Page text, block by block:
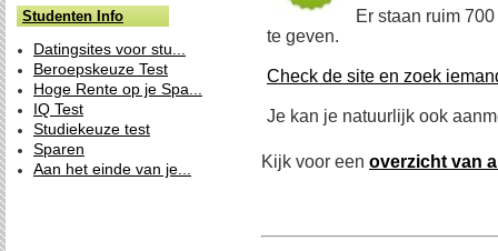
Studenten Info
Datingsites voor stu...
Beroepskeuze Test
Hoge Rente op je Spa...
IQ Test
Studiekeuze test
Sparen
Aan het einde van je...
Er staan ruim
te geven.
Check de site en zoek
Je kan je natuurlijk ook
Kijk voor een overzicht van